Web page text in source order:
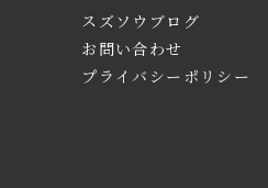
スズソウブログ
お問い合わせ
プライバシーポリシー